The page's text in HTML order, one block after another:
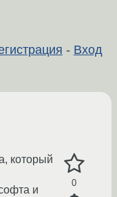
- Вход
0
который
и